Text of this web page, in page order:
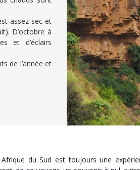
assez sec et
D’octobre à
et d’éclairs
de l’année et
du Sud est toujours une